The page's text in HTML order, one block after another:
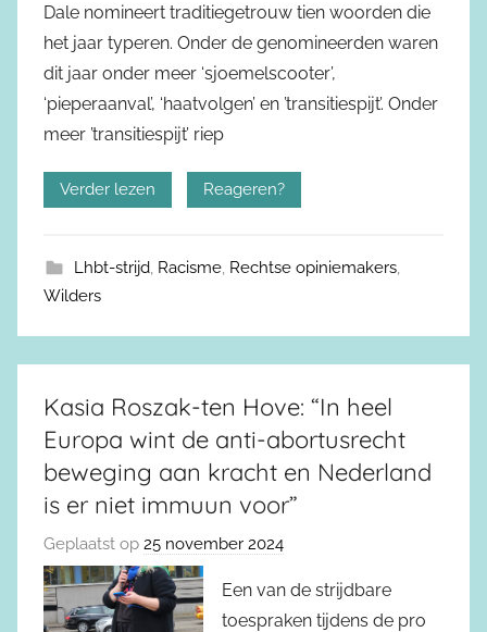
Dale nomineert traditiegetrouw tien woorden die
het jaar typeren. Onder de genomineerden waren
dit jaar onder meer ‘sjoemelscooter’,
‘pieperaanval’, ‘haatvolgen’ en ’transitiespijt’. Onder
meer ’transitiespijt’ riep
Verder lezen Reageren?
Lhbt-strijd, Racisme, Rechtse opiniemakers,
Wilders
Kasia Roszak-ten Hove: “In heel
Europa wint de anti-abortusrecht
beweging aan kracht en Nederland
is er niet immuun voor”
Geplaatst op 25 november 2024
Een van de strijdbare
toespraken tijdens de pro